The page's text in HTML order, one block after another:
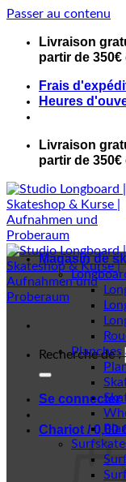
Passer au contenu
Livraison
partir de 350€
Frais
Heures
Livraison
partir de 350€
Recherche de :
Se connecter
Chariot /0,00
Magasin de
Planches